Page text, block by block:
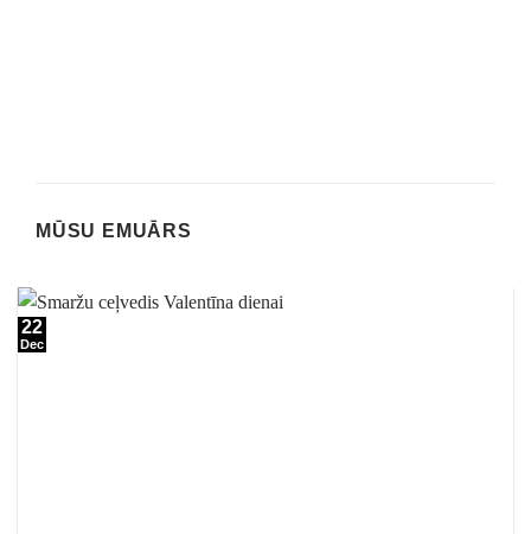
MŪSU EMUĀRS
22
Dec